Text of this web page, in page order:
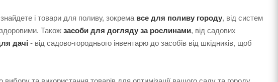
і товари для поливу, зокрема все для поливу городу, від систем
Також засоби для догляду за рослинами, від садових
дачі - від садово-городнього інвентарю до засобів від шкідників, щоб